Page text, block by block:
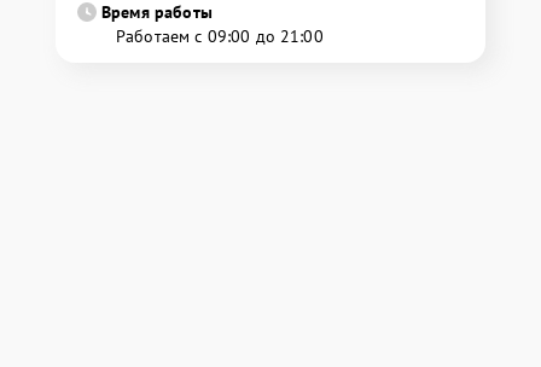
Время работы
Работаем с 09:00 до 21:00